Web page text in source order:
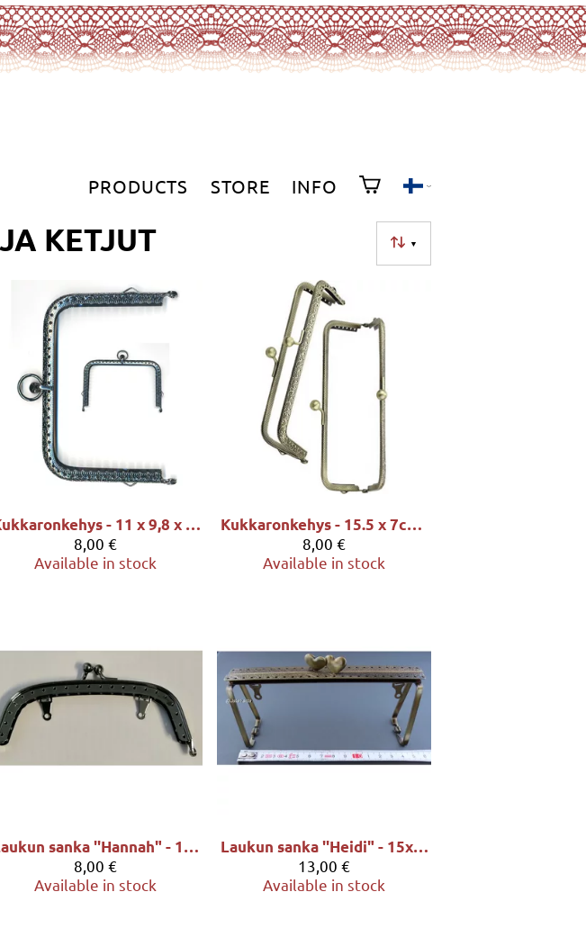
PRODUCTS STORE INFO
▼
KETJUT
Kukkaronkehys - 11 x 9,8 x 1,2cm
8,00 €
Available in stock
Kukkaronkehys - 15.5 x 7cm, sävy pronssi
8,00 €
Available in stock
Laukun sanka ''Hannah" - 12x5cm, sävy hopeapatina
8,00 €
Available in stock
Laukun sanka ''Heidi" - 15x6.5cm, sävy antiikkimessinki
13,00 €
Available in stock